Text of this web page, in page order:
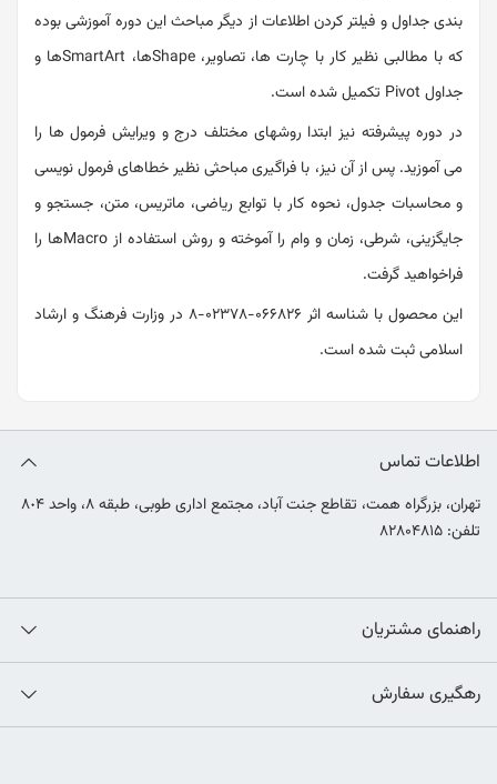
بندی جداول و فیلتر کردن اطلاعات از دیگر مباحث این دوره آموزشی بوده
که با مطالبی نظیر کار با چارت ها، تصاویر، Shapeها، SmartArtها و
جداول Pivot تکمیل شده است.
در دوره پیشرفته نیز ابتدا روشهای مختلف درج و ویرایش فرمول ها را
می آموزید. پس از آن نیز، با فراگیری مباحثی نظیر خطاهای فرمول نویسی
و محاسبات جدول، نحوه کار با توابع ریاضی، ماتریس، متن، جستجو و
جایگزینی، شرطی، زمان و وام را آموخته و روش استفاده از Macroها را
فراخواهید گرفت.
این محصول با شناسه اثر ۰۶۶۸۲۶-۰۲۳۷۸-۸ در وزارت فرهنگ و ارشاد
اسلامی ثبت شده است.
اطلاعات تماس
تهران، بزرگراه همت، تقاطع جنت آباد، مجتمع اداری طوبی، طبقه ٨، واحد ٨٠۴
تلفن: ۸۲۸۰۴۸۱۵
راهنمای مشتریان
رهگیری سفارش